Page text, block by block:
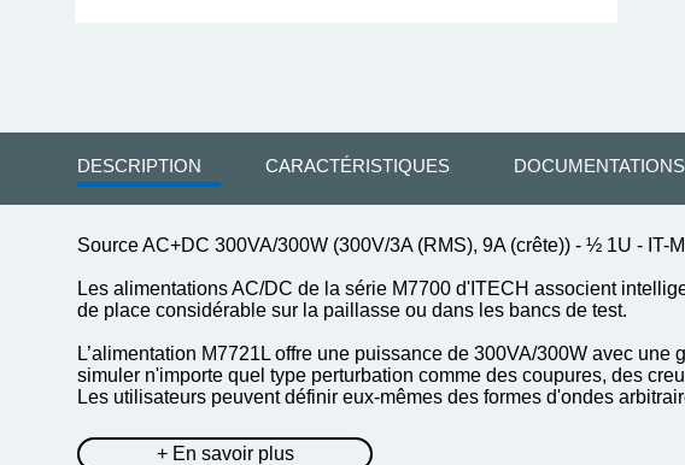
DESCRIPTION CARACTÉRISTIQUES DOCUMENTATIONS
Source AC+DC 300VA/300W (300V/3A (RMS), 9A (crête)) - ½ 1U - IT-
Les alimentations AC/DC de la série M7700 d'ITECH associent
de place considérable sur la paillasse ou dans les bancs de test.
L’alimentation M7721L offre une puissance de 300VA/300W avec
simuler n'importe quel type perturbation comme des coupures, des
Les utilisateurs peuvent définir eux-mêmes des formes d'ondes
+ En savoir plus